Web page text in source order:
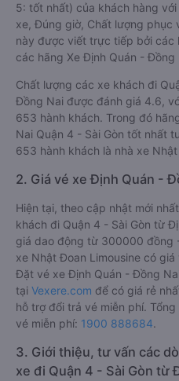
5: tốt nhất) của khách hàng
xe, Đúng giờ, Chất lượng phục
này được viết trực tiếp bởi các
các hãng Xe Định Quán - Đồng
Chất lượng các xe khách đi
Đồng Nai được đánh giá 4.6,
653 hành khách. Trong đó
Nai Quận 4 - Sài Gòn tốt nhất
653 hành khách là nhà xe
2. Giá vé xe Định Quán -
Hiện tại, theo cập nhật mới
khách đi Quận 4 - Sài Gòn từ
giá dao động từ 300000 đồng
xe Nhật Đoan Limousine có
Đặt vé xe Định Quán - Đồng
tại Vexere.com để có giá rẻ
hỗ trợ đổi trả vé miễn phí.
vé miễn phí: 1900 888684.
3. Giới thiệu, tư vấn các
xe đi Quận 4 - Sài Gòn từ